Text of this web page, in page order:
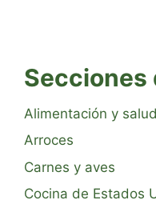
Secciones
Alimentación y salud
Arroces
Carnes y aves
Cocina de Estados